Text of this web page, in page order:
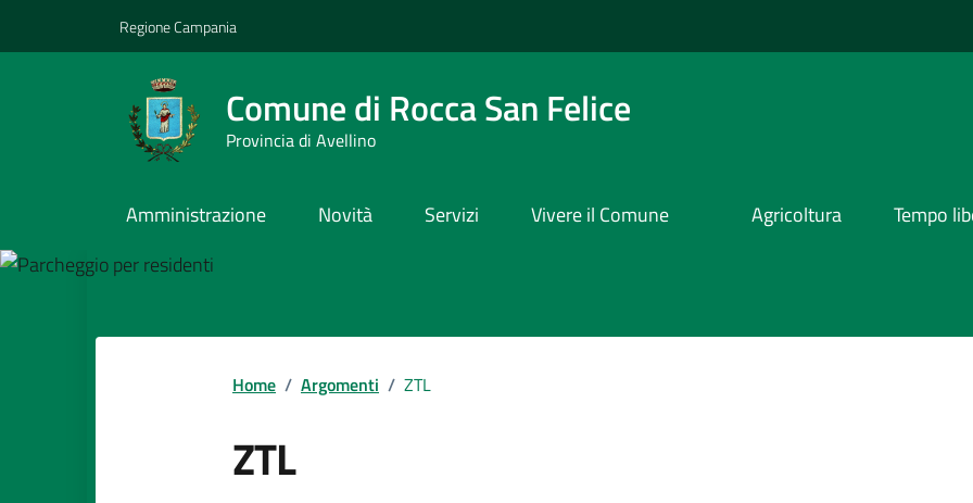
Regione Campania
Comune di Rocca San Felice
Provincia di Avellino
Amministrazione Novità Servizi Vivere il Comune Agricoltura Tempo
Home / Argomenti / ZTL
ZTL